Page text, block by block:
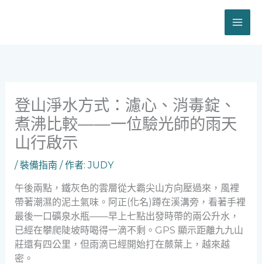
登山淨水方式：濾心、消毒錠、
煮沸比較——一位驗光師的雨天
山行啟示
/裝備指南 / 作者:JUDY
午後兩點，鐵灰色的雲層從大霸尖山方向壓過來，風裡
帶著潮濕的泥土氣味。阿正(化名)蹲在溪溝旁，看著手裡
最後一口礦泉水瓶——早上七點出發時帶的兩公升水，
已經在攀爬陡坡時喝得一滴不剩。GPS 顯示距離九九山
莊還有四公里，但雨滴已經開始打在蕨葉上，越來越
密。